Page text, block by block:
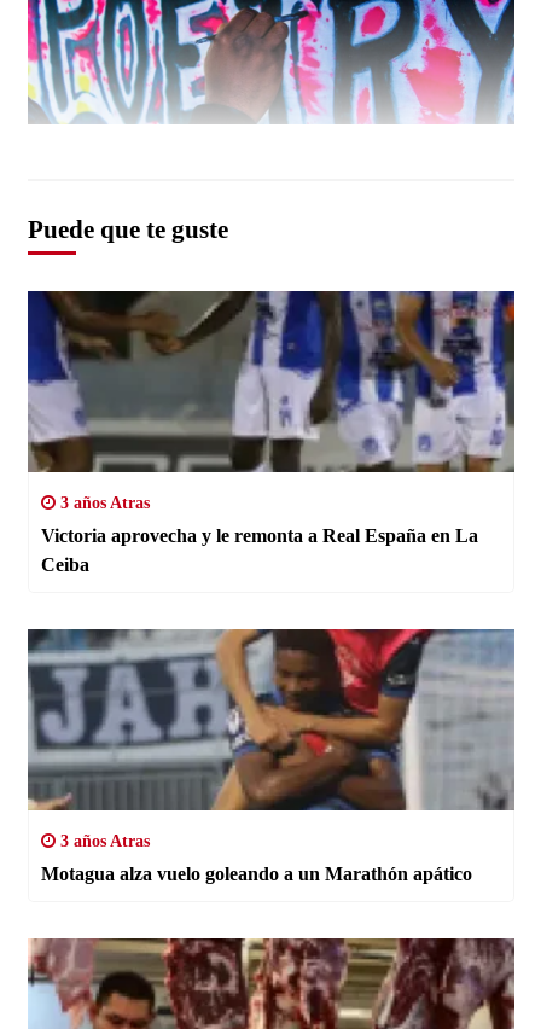
Puede que te guste
3 años Atras
Victoria aprovecha y le remonta a Real España en La
Ceiba
3 años Atras
Motagua alza vuelo goleando a un Marathón apático